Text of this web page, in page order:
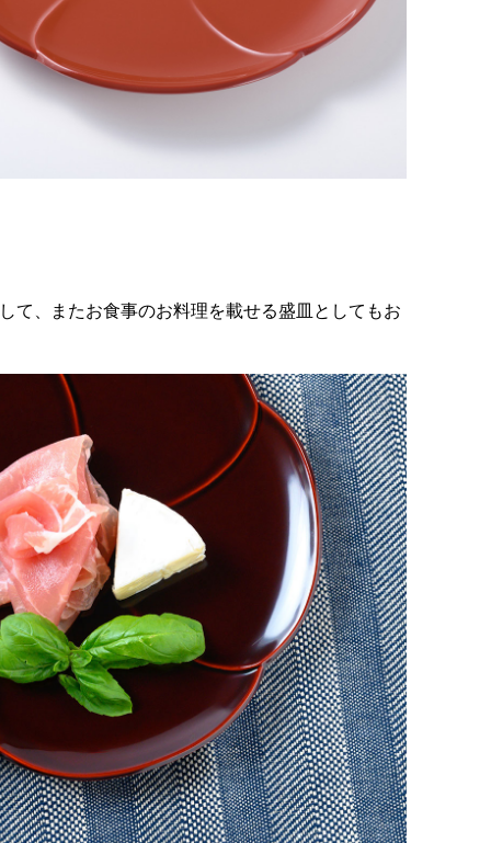
て、またお食事のお料理を載せる盛皿としてもお